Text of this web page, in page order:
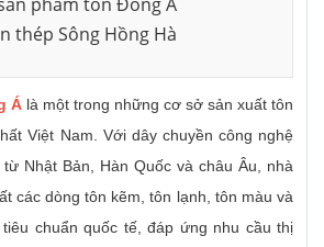
thép Sông Hồng Hà
Á là một trong những cơ sở sản xuất tôn
Việt Nam. Với dây chuyền công nghệ
Nhật Bản, Hàn Quốc và châu Âu, nhà
các dòng tôn kẽm, tôn lạnh, tôn màu và
chuẩn quốc tế, đáp ứng nhu cầu thị